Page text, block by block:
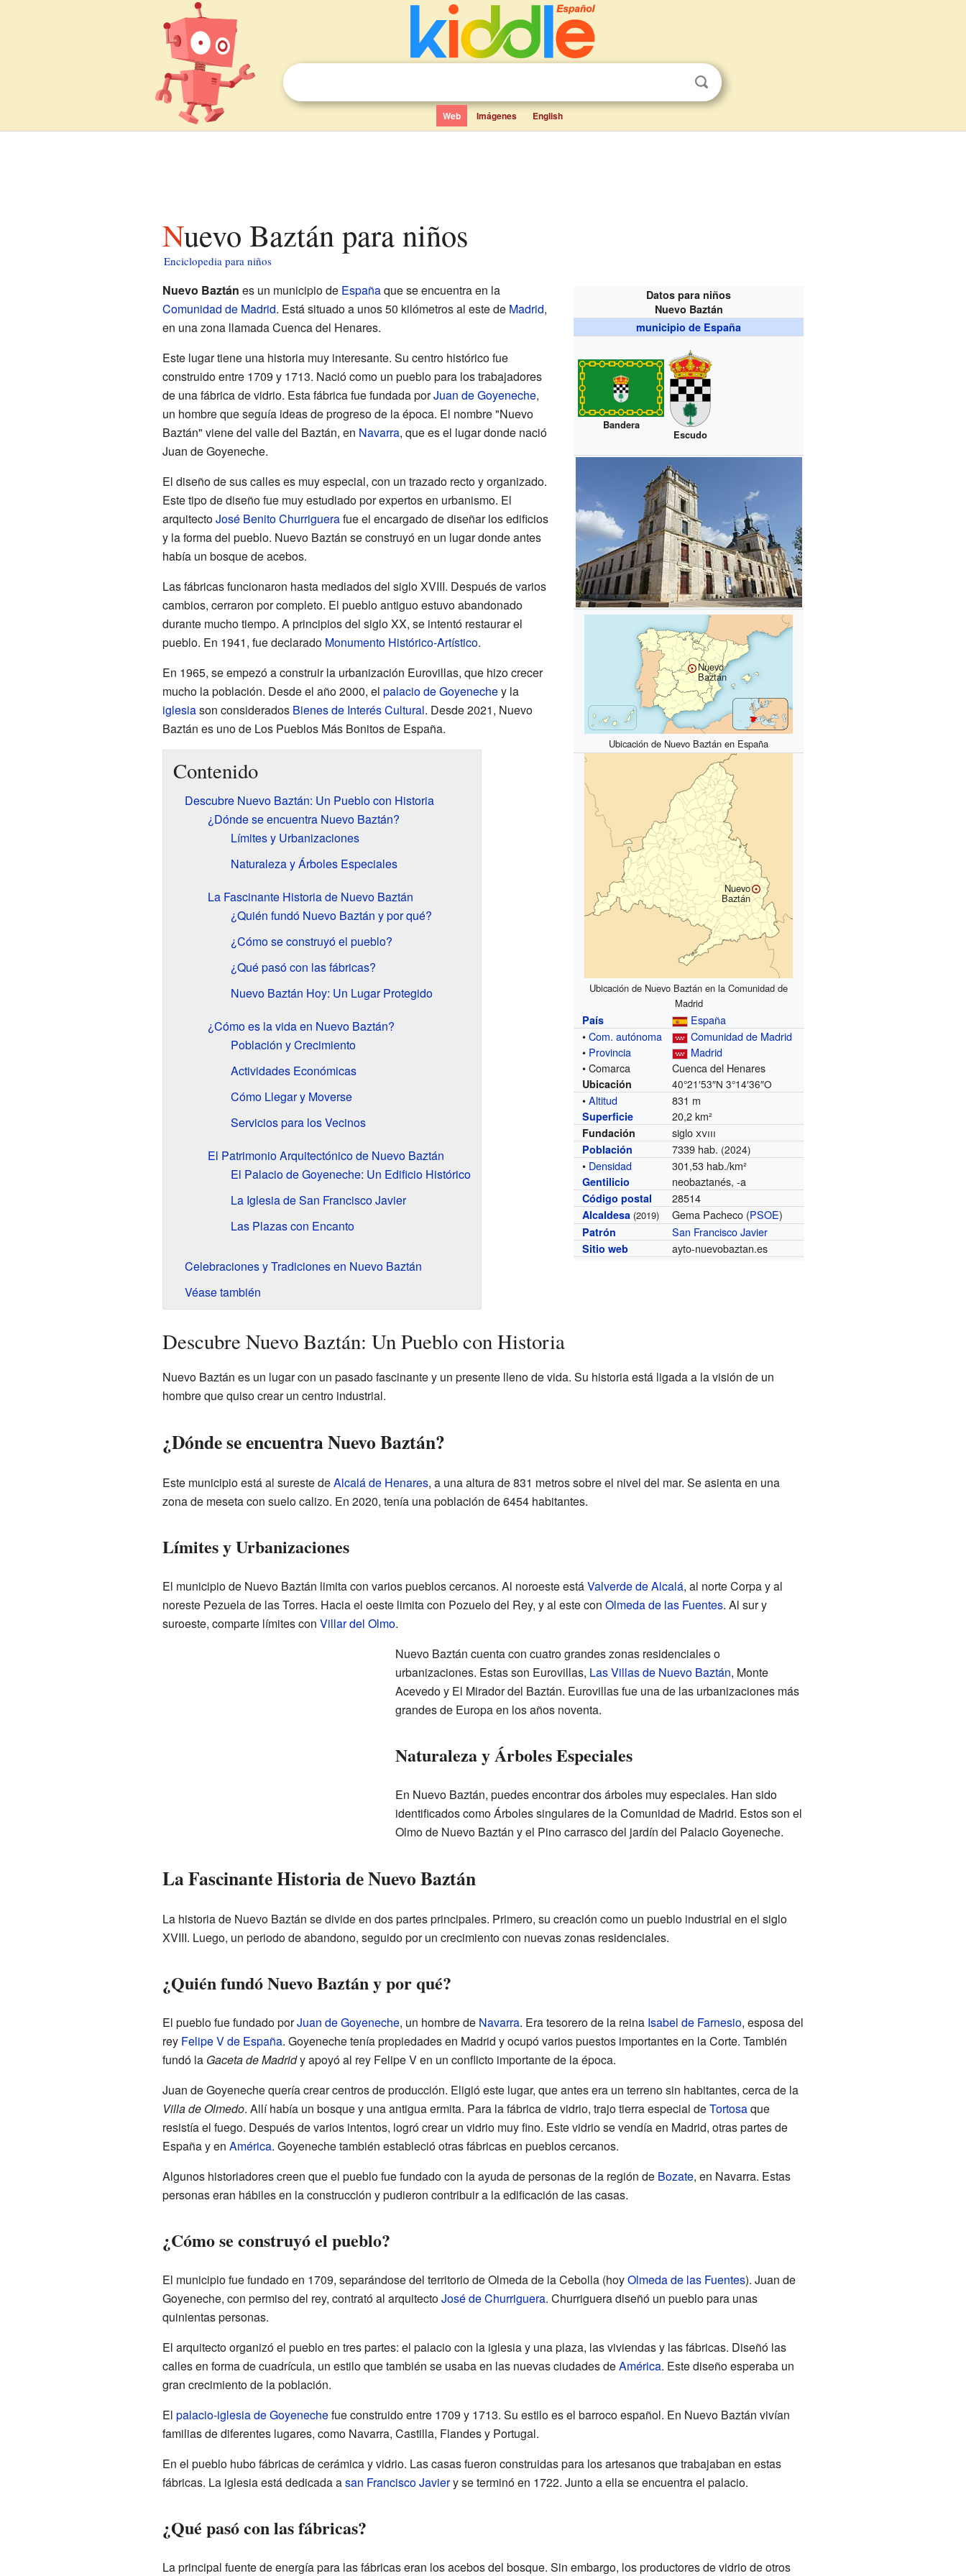
Web Imágenes English
Nuevo Baztán para niños
Enciclopedia para niños
Datos para niños
Nuevo Baztán
municipio de España
Bandera
Escudo
Nuevo
Baztán
Ubicación de Nuevo Baztán en España
Nuevo
Baztán
Ubicación de Nuevo Baztán en la Comunidad de
Madrid
País
España
•Com. autónoma
Comunidad de Madrid
• Provincia
Madrid
• Comarca
Cuenca del Henares
Ubicación 40°21′53″N 3°14′36″O
•Altitud 831 m
Superficie 20,2 km²
Fundación sigloxviii
Población 7339 hab. (2024)
• Densidad 301,53 hab./km²
Gentilicio neobaztanés, -a
Código postal 28514
Alcaldesa (2019) Gema Pacheco (PSOE)
Patrón San Francisco Javier
Sitio web ayto-nuevobaztan.es
Nuevo Baztán es un municipio de Españaque se encuentra en la
Comunidad de Madrid. Está situado a unos 50 kilómetros al este de Madrid,
en una zona llamada Cuenca del Henares.
Este lugar tiene una historia muy interesante. Su centro histórico fue
construido entre 1709 y 1713. Nació como un pueblo para los trabajadores
de una fábrica de vidrio. Esta fábrica fue fundada porJuan de Goyeneche,
un hombre que seguía ideas de progreso de la época. El nombre "Nuevo
Baztán" viene del valle del Baztán, en Navarra, que es el lugar donde nació
Juan de Goyeneche.
El diseño de sus calles es muy especial, con un trazado recto y organizado.
Este tipo de diseño fue muy estudiado por expertos en urbanismo. El
arquitectoJosé Benito Churriguerafue el encargado de diseñar los edificios
y la forma del pueblo. Nuevo Baztán se construyó en un lugar donde antes
había un bosque de acebos.
Las fábricas funcionaron hasta mediados del siglo XVIII. Después de varios
cambios, cerraron por completo. El pueblo antiguo estuvo abandonado
durante mucho tiempo. A principios del siglo XX, se intentó restaurar el
pueblo. En 1941, fue declarado Monumento Histórico-Artístico.
En 1965, se empezó a construir la urbanización Eurovillas, que hizo crecer
mucho la población. Desde el año 2000, el palacio de Goyenechey la
iglesiason considerados Bienes de Interés Cultural. Desde 2021, Nuevo
Baztán es uno de Los Pueblos Más Bonitos de España.
Contenido
Descubre Nuevo Baztán: Un Pueblo con Historia
¿Dónde se encuentra Nuevo Baztán?
Límites y Urbanizaciones
Naturaleza y Árboles Especiales
La Fascinante Historia de Nuevo Baztán
¿Quién fundó Nuevo Baztán y por qué?
¿Cómo se construyó el pueblo?
¿Qué pasó con las fábricas?
Nuevo Baztán Hoy: Un Lugar Protegido
¿Cómo es la vida en Nuevo Baztán?
Población y Crecimiento
Actividades Económicas
Cómo Llegar y Moverse
Servicios para los Vecinos
El Patrimonio Arquitectónico de Nuevo Baztán
El Palacio de Goyeneche: Un Edificio Histórico
La Iglesia de San Francisco Javier
Las Plazas con Encanto
Celebraciones y Tradiciones en Nuevo Baztán
Véase también
Descubre Nuevo Baztán: Un Pueblo con Historia
Nuevo Baztán es un lugar con un pasado fascinante y un presente lleno de vida. Su historia está ligada a la visión de un
hombre que quiso crear un centro industrial.
¿Dónde se encuentra Nuevo Baztán?
Este municipio está al sureste deAlcalá de Henares, a una altura de 831 metros sobre el nivel del mar. Se asienta en una
zona de meseta con suelo calizo. En 2020, tenía una población de 6454 habitantes.
Límites y Urbanizaciones
El municipio de Nuevo Baztán limita con varios pueblos cercanos. Al noroeste estáValverde de Alcalá, al norte Corpa y al
noreste Pezuela de las Torres. Hacia el oeste limita con Pozuelo del Rey, y al este con Olmeda de las Fuentes. Al sur y
suroeste, comparte límites con Villar del Olmo.
Nuevo Baztán cuenta con cuatro grandes zonas residenciales o
urbanizaciones. Estas son Eurovillas, Las Villas de Nuevo Baztán, Monte
Acevedo y El Mirador del Baztán. Eurovillas fue una de las urbanizaciones más
grandes de Europa en los años noventa.
Naturaleza y Árboles Especiales
En Nuevo Baztán, puedes encontrar dos árboles muy especiales. Han sido
identificados como Árboles singulares de la Comunidad de Madrid. Estos son el
Olmo de Nuevo Baztán y el Pino carrasco del jardín del Palacio Goyeneche.
La Fascinante Historia de Nuevo Baztán
La historia de Nuevo Baztán se divide en dos partes principales. Primero, su creación como un pueblo industrial en el siglo
XVIII. Luego, un periodo de abandono, seguido por un crecimiento con nuevas zonas residenciales.
¿Quién fundó Nuevo Baztán y por qué?
El pueblo fue fundado porJuan de Goyeneche, un hombre de Navarra. Era tesorero de la reina Isabel de Farnesio, esposa del
rey Felipe V de España. Goyeneche tenía propiedades en Madrid y ocupó varios puestos importantes en la Corte. También
fundó la Gaceta de Madridy apoyó al rey Felipe V en un conflicto importante de la época.
Juan de Goyeneche quería crear centros de producción. Eligió este lugar, que antes era un terreno sin habitantes, cerca de la
Villa de Olmedo. Allí había un bosque y una antigua ermita. Para la fábrica de vidrio, trajo tierra especial deTortosaque
resistía el fuego. Después de varios intentos, logró crear un vidrio muy fino. Este vidrio se vendía en Madrid, otras partes de
España y en América. Goyeneche también estableció otras fábricas en pueblos cercanos.
Algunos historiadores creen que el pueblo fue fundado con la ayuda de personas de la región de Bozate, en Navarra. Estas
personas eran hábiles en la construcción y pudieron contribuir a la edificación de las casas.
¿Cómo se construyó el pueblo?
El municipio fue fundado en 1709, separándose del territorio de Olmeda de la Cebolla (hoyOlmeda de las Fuentes). Juan de
Goyeneche, con permiso del rey, contrató al arquitectoJosé de Churriguera. Churriguera diseñó un pueblo para unas
quinientas personas.
El arquitecto organizó el pueblo en tres partes: el palacio con la iglesia y una plaza, las viviendas y las fábricas. Diseñó las
calles en forma de cuadrícula, un estilo que también se usaba en las nuevas ciudades deAmérica. Este diseño esperaba un
gran crecimiento de la población.
El palacio-iglesia de Goyenechefue construido entre 1709 y 1713. Su estilo es el barroco español. En Nuevo Baztán vivían
familias de diferentes lugares, como Navarra, Castilla, Flandes y Portugal.
En el pueblo hubo fábricas de cerámica y vidrio. Las casas fueron construidas para los artesanos que trabajaban en estas
fábricas. La iglesia está dedicada asan Francisco Javiery se terminó en 1722. Junto a ella se encuentra el palacio.
¿Qué pasó con las fábricas?
La principal fuente de energía para las fábricas eran los acebos del bosque. Sin embargo, los productores de vidrio de otros